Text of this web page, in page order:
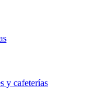
y cafeterías